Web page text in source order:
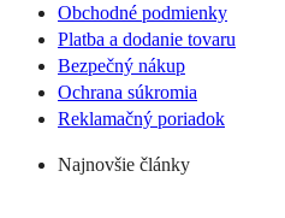
Obchodné podmienky
Platba a dodanie tovaru
Bezpečný nákup
Ochrana súkromia
Reklamačný poriadok
Najnovšie články